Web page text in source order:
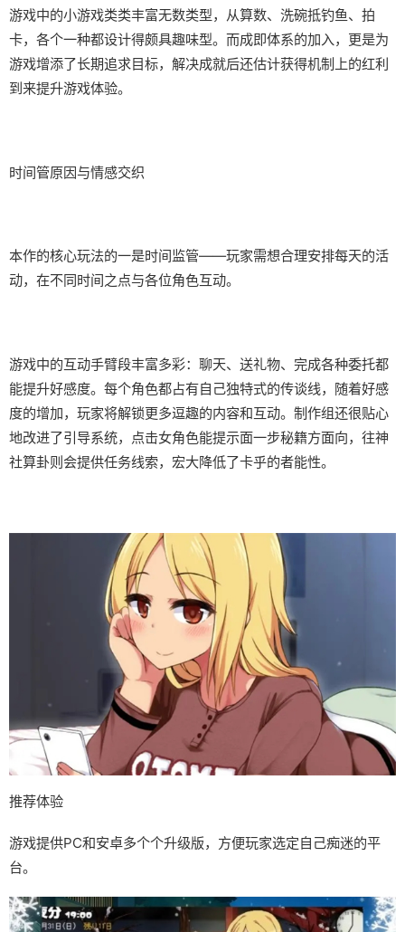
游戏中的小游戏类类丰富无数类型，从算数、洗碗抵钓鱼、拍
卡，各个一种都设计得颇具趣味型。而​​成即体系的加入​​，更是为
游戏增添了长期追求目标，解决成就后还估计获得机制上的红利
到来提升游戏体验。
时间管原因与情感交织
本作的核心玩法的一是时间监管——玩家需想合理安排每天的活
动，在不同时间之点与各位角色互动。
游戏中的​​互动手臂段丰富多彩​​：聊天、送礼物、完成各种委托都
能提升好感度。每个角色都占有自己独特式的传谈线，随着好感
度的增加，玩家将解锁更多逗趣的内容和互动。制作组还很贴心
地改进了引导系统，点击女角色能提示面一步秘籍方面向，往神
社算卦则会提供任务线索，宏大降低了卡乎的者能性。
推荐体验
游戏提供PC和安卓多个个升级版，方便玩家选定自己痴迷的平
台。